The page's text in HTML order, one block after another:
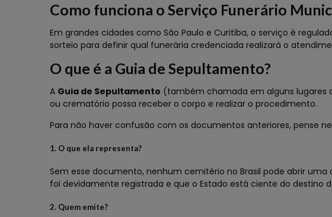
Como funciona o Serviço Funerário
Em grandes cidades como São Paulo e Curitiba, o serviço é
sorteio para definir qual funerária credenciada realizará o
O que é a Guia de Sepultamento?
A Guia de Sepultamento (também chamada em alguns lugares
ou crematório possa receber o corpo e realizar o procedimento.
Para não haver confusão com os documentos anteriores, pense
1. O que ela representa?
Sem esse documento, nenhum cemitério no Brasil pode abrir
foi devidamente registrada e que o Estado está ciente do destino
2. Quem emite?